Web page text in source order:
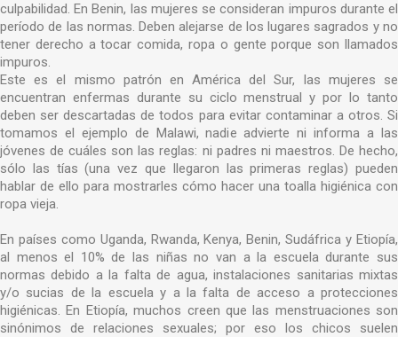
culpabilidad. En Benin, las mujeres se consideran impuros durante el
período de las normas. Deben alejarse de los lugares sagrados y no
tener derecho a tocar comida, ropa o gente porque son llamados
impuros.
Este es el mismo patrón en América del Sur, las mujeres se
encuentran enfermas durante su ciclo menstrual y por lo tanto
deben ser descartadas de todos para evitar contaminar a otros. Si
tomamos el ejemplo de Malawi, nadie advierte ni informa a las
jóvenes de cuáles son las reglas: ni padres ni maestros. De hecho,
sólo las tías (una vez que llegaron las primeras reglas) pueden
hablar de ello para mostrarles cómo hacer una toalla higiénica con
ropa vieja.
En países como Uganda, Rwanda, Kenya, Benin, Sudáfrica y Etiopía,
al menos el 10% de las niñas no van a la escuela durante sus
normas debido a la falta de agua, instalaciones sanitarias mixtas
y/o sucias de la escuela y a la falta de acceso a protecciones
higiénicas. En Etiopía, muchos creen que las menstruaciones son
sinónimos de relaciones sexuales; por eso los chicos suelen